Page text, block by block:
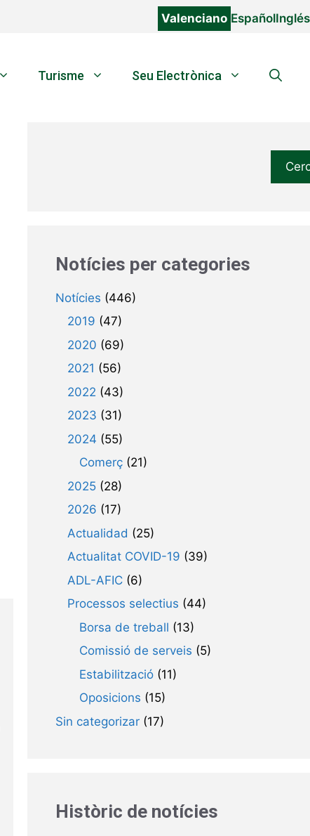
Valenciano EspañolInglés
Turisme Seu Electrònica
Notícies per categories
Notícies (446)
2019 (47)
2020 (69)
2021 (56)
2022 (43)
2023 (31)
2024 (55)
Comerç(21)
2025(28)
2026 (17)
Actualidad (25)
Actualitat COVID-19 (39)
ADL-AFIC(6)
Processos selectius (44)
Borsa de treball (13)
Comissió de serveis (5)
Estabilització(11)
Oposicions (15)
Sin categorizar(17)
Històric de notícies